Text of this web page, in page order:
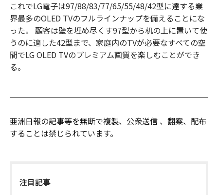
これでLG電子は97/88/83/77/65/55/48/42型に達する業
界最多のOLED TVのフルラインナップを備えることにな
った。 顧客は壁を埋め尽くす97型から机の上に置いて使
うのに適した42型まで、家庭内のTVが必要なすべての空
間でLG OLED TVのプレミアム画質を楽しむことができ
る。
亜洲日報の記事等を無断で複製、公衆送信 、翻案、配布
することは禁じられています。
注目記事